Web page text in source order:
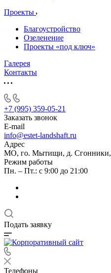
Проекты
Благоустройство
Озеленение
Проекты «под ключ»
Галерея
Контакты
+7 (995) 359-05-21
Заказать звонок
E-mail
info@estet-landshaft.ru
Адрес
МО, го. Мытищи, д. Сгонники,
Режим работы
Пн. – Пт.: с 9:00 до 21:00
Подать заявку
Телефоны